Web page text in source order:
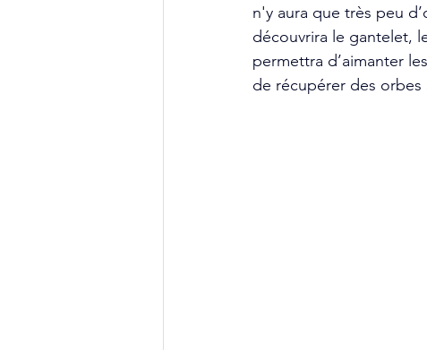
n'y aura que très peu
découvrira le gantelet,
permettra d’aimanter
de récupérer des orbes